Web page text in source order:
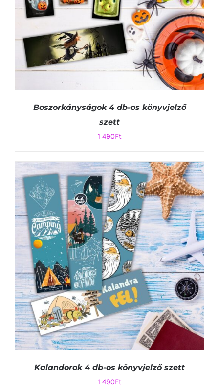
KOSÁRBA TESZEM
RÉSZLETEK
Boszorkányságok 4 db-os könyvjelző
szett
1 490Ft
Kalandorok 4 db-os könyvjelző szett
1 490Ft